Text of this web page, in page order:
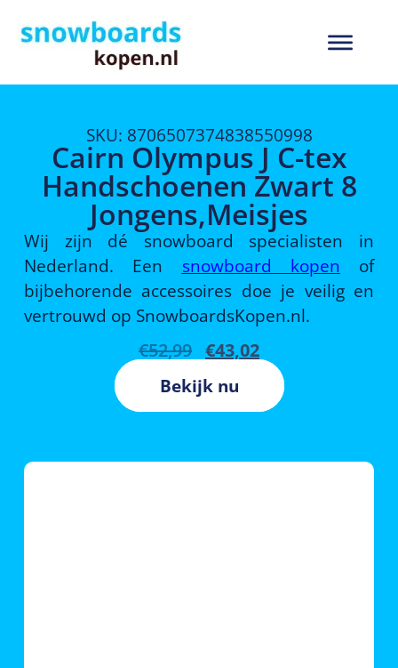
SKU: 8706507374838550998
Cairn Olympus J C-tex
Handschoenen Zwart 8
Jongens,Meisjes
Wij zijn dé snowboard specialisten in
Nederland. Een snowboard kopen of
bijbehorende accessoires doe je veilig en
vertrouwd op SnowboardsKopen.nl.
€52,99 €43,02
Bekijk nu